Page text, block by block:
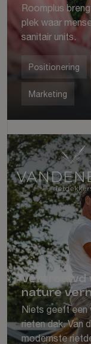
Roomplus
plek waar
sanitair units.
Positionering
Marketing
Vertrouwd
nature
Niets geeft een
rieten dak. Van
modernste